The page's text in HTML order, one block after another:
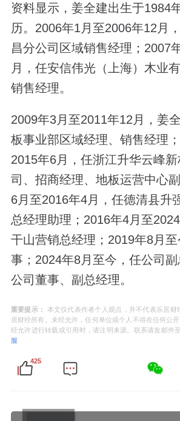
资料显示，姜全建出生于1984
历。2006年1月至2006年12月
昌分公司区域销售经理；2007
月，任安信伟光（上海）木业
销售经理。
2009年3月至2011年12月，姜
板事业部区域经理、销售经理
2015年6月，任浙江升华云峰
司、招商经理、地板运营中心
6月至2016年4月，任德清县升
总经理助理；2016年4月至
干山营销总经理；2019年8月
事；2024年8月至今，任公司
公司董事、副总经理。
重要提示：
本文仅代表作者个人观点，并不代表乐居财
居财经所有。未经允许，任何单位或个人不得在任何公
经允许进行转载或引用时，请注明来源。联系请发邮件
服
425